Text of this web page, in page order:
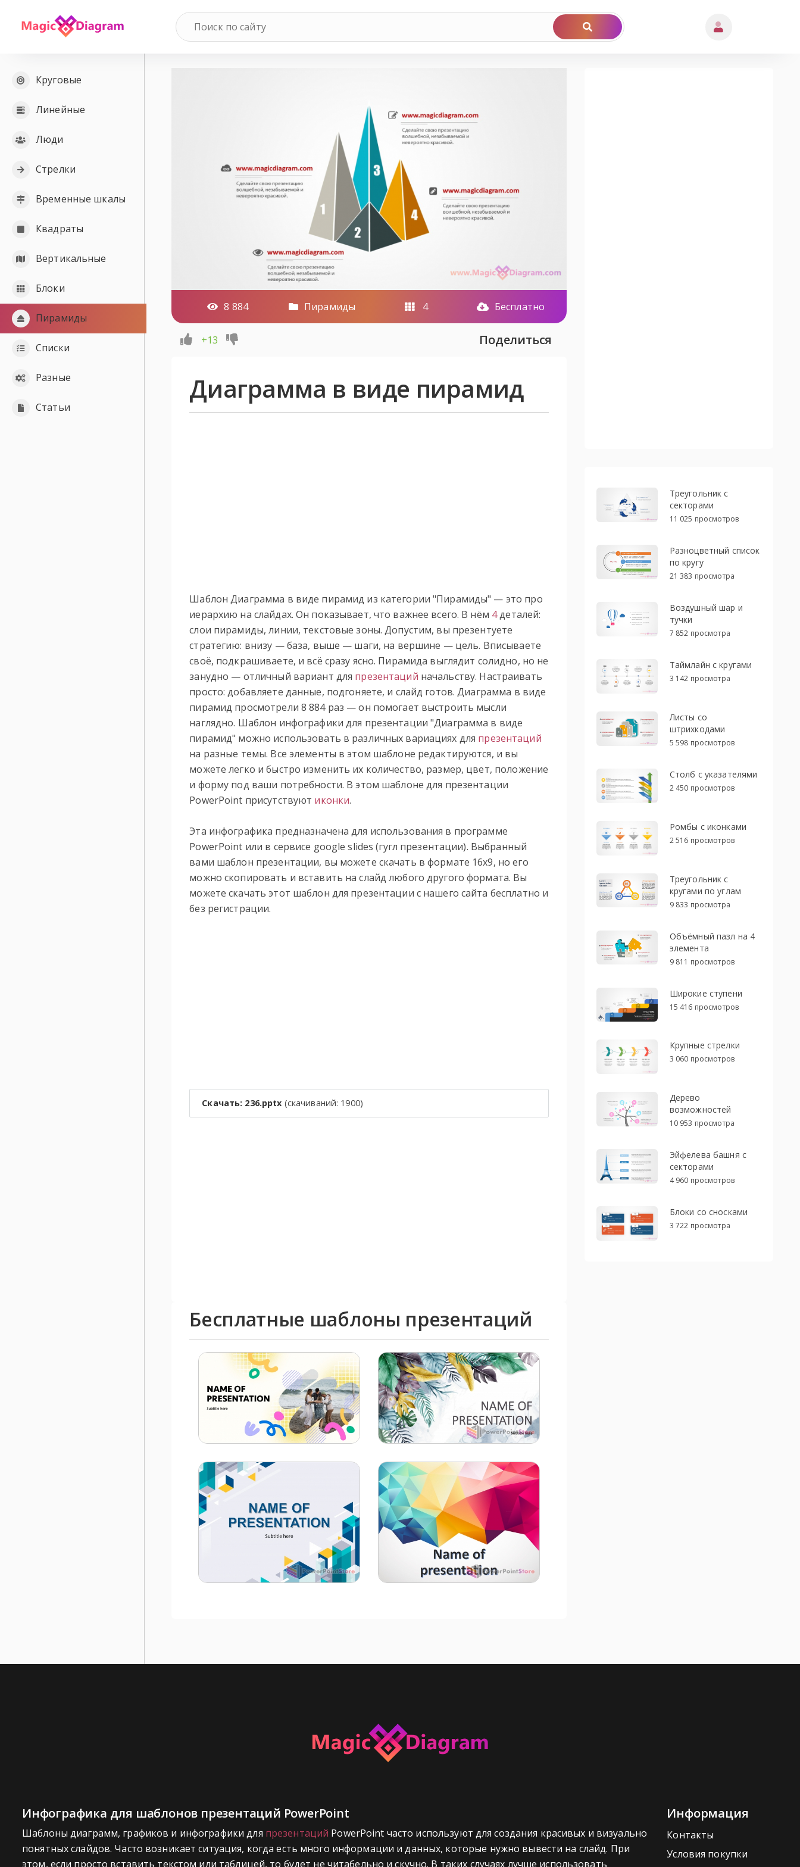
Круговые
Линейные
Люди
Стрелки
Временные шкалы
Квадраты
Вертикальные
Блоки
Пирамиды
Списки
Разные
Статьи
8 884 Пирамиды 4 Бесплатно
+13 Поделиться
Диаграмма в виде пирамид
Шаблон Диаграмма в виде пирамид из категории "Пирамиды" — это про
иерархию на слайдах. Он показывает, что важнее всего. В нём 4деталей:
слои пирамиды, линии, текстовые зоны. Допустим, вы презентуете
стратегию: внизу — база, выше — шаги, на вершине — цель. Вписываете
своё, подкрашиваете, и всё сразу ясно. Пирамида выглядит солидно, но не
занудно — отличный вариант для презентаций начальству. Настраивать
просто: добавляете данные, подгоняете, и слайд готов. Диаграмма в виде
пирамид просмотрели 8 884 раз — он помогает выстроить мысли
наглядно. Шаблон инфографики для презентации "Диаграмма в виде
пирамид" можно использовать в различных вариациях для презентаций
на разные темы. Все элементы в этом шаблоне редактируются, и вы
можете легко и быстро изменить их количество, размер, цвет, положение
и форму под ваши потребности. В этом шаблоне для презентации
PowerPoint присутствуют иконки.
Эта инфографика предназначена для использования в программе
PowerPoint или в сервисе google slides (гугл презентации). Выбранный
вами шаблон презентации, вы можете скачать в формате 16х9, но его
можно скопировать и вставить на слайд любого другого формата. Вы
можете скачать этот шаблон для презентации с нашего сайта бесплатно и
без регистрации.
Скачать: 236.pptx (cкачиваний: 1900)
Бесплатные шаблоны презентаций
Треугольник с
секторами
11 025 просмотров
Разноцветный список
по кругу
21 383 просмотра
Воздушный шар и
тучки
7 852 просмотра
Таймлайн с кругами
3 142 просмотра
Листы со
штрихкодами
5 598 просмотров
Столб с указателями
2 450 просмотров
Ромбы с иконками
2 516 просмотров
Треугольник с
кругами по углам
9 833 просмотра
Объёмный пазл на 4
элемента
9 811 просмотров
Широкие ступени
15 416 просмотров
Крупные стрелки
3 060 просмотров
Дерево
возможностей
10 953 просмотра
Эйфелева башня с
секторами
4 960 просмотров
Блоки со сносками
3 722 просмотра
Инфографика для шаблонов презентаций PowerPoint
Шаблоны диаграмм, графиков и инфографики для презентаций PowerPoint часто используют для создания красивых и визуально
понятных слайдов. Часто возникает ситуация, когда есть много информации и данных, которые нужно вывести на слайд. При
этом, если просто вставить текстом или таблицей, то будет не читабельно и скучно. В таких случаях лучше использовать
Информация
Контакты
Условия покупки